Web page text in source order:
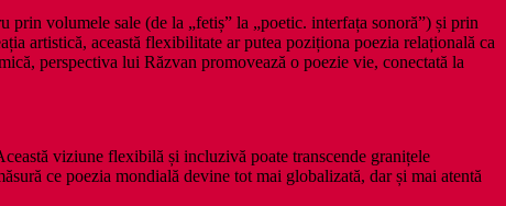
volumele sale (de la „fetiș” la „poetic. interfața sonoră”) și prin
artistică, această flexibilitate ar putea poziționa poezia relațională ca
perspectiva lui Răzvan promovează o poezie vie, conectată la
viziune flexibilă și incluzivă poate transcende granițele
ce poezia mondială devine tot mai globalizată, dar și mai atentă